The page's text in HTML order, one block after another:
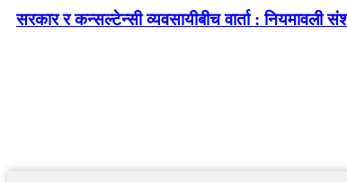
सरकार र कन्सल्टेन्सी व्यवसायीबीच वार्ता : नियमावली